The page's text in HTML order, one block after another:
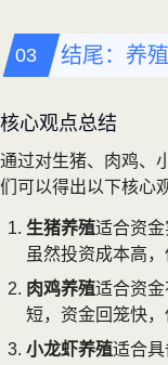
结尾：养
核心观点总结
通过对生猪、肉鸡、
们可以得出以下核心
生猪养殖适合资金
虽然投资成本高
肉鸡养殖适合资
短，资金回笼快，
小龙虾养殖适合